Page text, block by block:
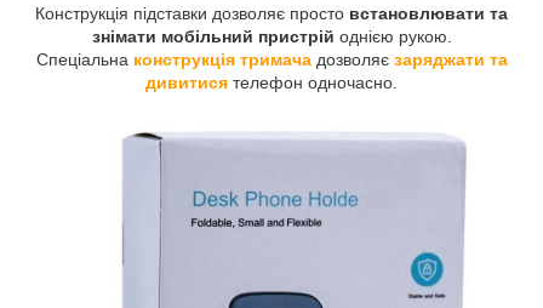
Конструкція підставки дозволяє просто встановлювати та
знімати мобільний пристрій однією рукою.
Спеціальна конструкція тримачадозволяє заряджати та
дивитися телефон одночасно.